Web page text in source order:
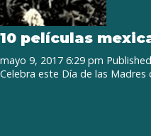
10 películas
mayo 9, 2017 6:29 pm
Celebra este Día de las